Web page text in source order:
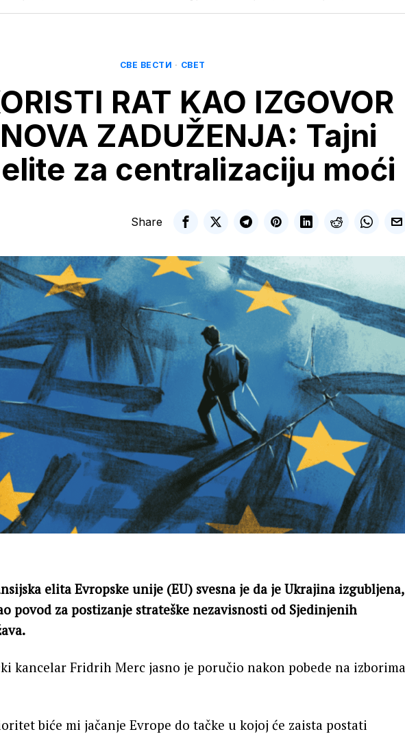
СВЕ ВЕСТИ · СВЕТ
RAT KAO IZGOVOR
ZADUŽENJA: Tajni
za centralizaciju moći
Share
elita Evropske unije (EU) svesna je da je Ukrajina izgubljena,
povod za postizanje strateške nezavisnosti od Sjedinjenih
kancelar Fridrih Merc jasno je poručio nakon pobede na izborima
biće mi jačanje Evrope do tačke u kojoj će zaista postati